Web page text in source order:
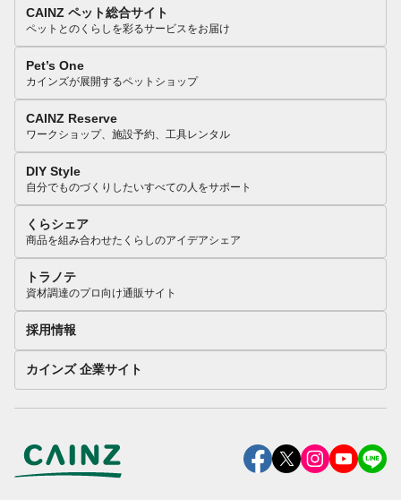
CAINZ ペット総合サイト
ペットとのくらしを彩るサービスをお届け
Pet’s One
カインズが展開するペットショップ
CAINZ Reserve
ワークショップ、施設予約、工具レンタル
DIY Style
自分でものづくりしたいすべての人をサポート
くらシェア
商品を組み合わせたくらしのアイデアシェア
トラノテ
資材調達のプロ向け通販サイト
採用情報
カインズ 企業サイト